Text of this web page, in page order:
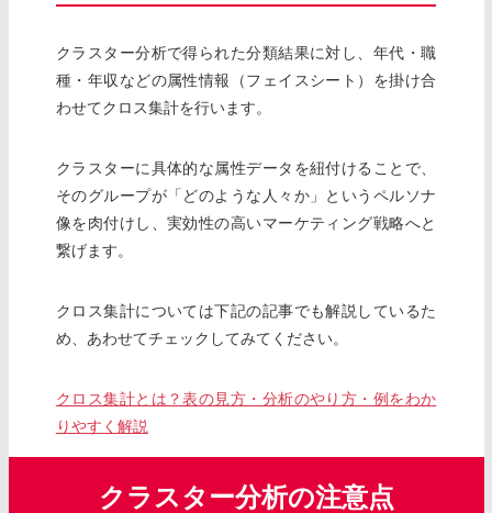
クラスター分析で得られた分類結果に対し、年代・職
種・年収などの属性情報（フェイスシート）を掛け合
わせてクロス集計を行います。
クラスターに具体的な属性データを紐付けることで、
そのグループが「どのような人々か」というペルソナ
像を肉付けし、実効性の高いマーケティング戦略へと
繋げます。
クロス集計については下記の記事でも解説しているた
め、あわせてチェックしてみてください。
クロス集計とは？表の見方・分析のやり方・例をわか
りやすく解説
クラスター分析の注意点